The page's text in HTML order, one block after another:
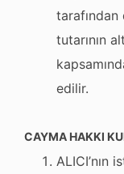
tutarının
edilir.
CAYMA HAKKI
ALICI’nın